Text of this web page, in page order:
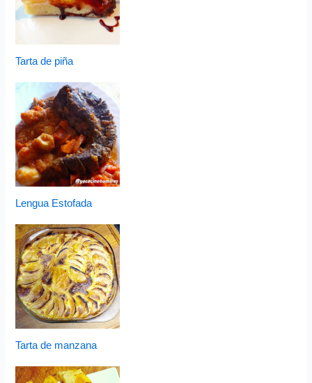
Tarta de piña
Lengua Estofada
Tarta de manzana